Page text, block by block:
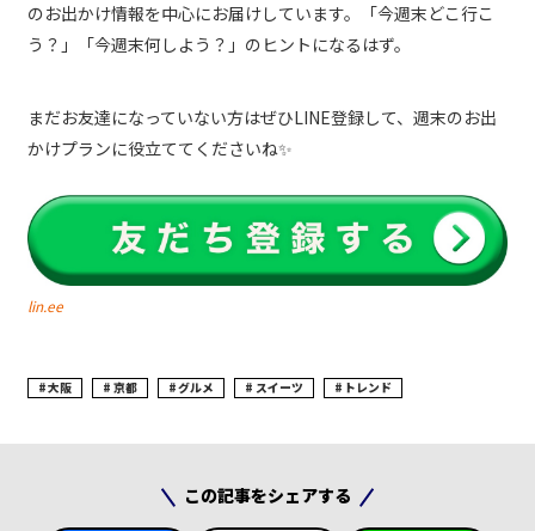
のお出かけ情報を中心にお届けしています。「今週末どこ行こ
う？」「今週末何しよう？」のヒントになるはず。
まだお友達になっていない方はぜひLINE登録して、週末のお出
かけプランに役立ててくださいね✨
lin.ee
大阪 京都 グルメ スイーツ トレンド
この記事をシェアする